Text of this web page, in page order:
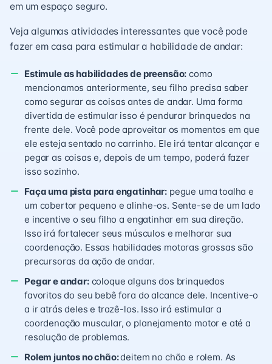
em um espaço seguro.
Veja algumas atividades interessantes que você pode
fazer em casa para estimular a habilidade de andar:
Estimule as habilidades de preensão: como
mencionamos anteriormente, seu filho precisa saber
como segurar as coisas antes de andar. Uma forma
divertida de estimular isso é pendurar brinquedos na
frente dele. Você pode aproveitar os momentos em que
ele esteja sentado no carrinho. Ele irá tentar alcançar e
pegar as coisas e, depois de um tempo, poderá fazer
isso sozinho.
Faça uma pista para engatinhar: pegue uma toalha e
um cobertor pequeno e alinhe-os. Sente-se de um lado
e incentive o seu filho a engatinhar em sua direção.
Isso irá fortalecer seus músculos e melhorar sua
coordenação. Essas habilidades motoras grossas são
precursoras da ação de andar.
Pegar e andar:coloque alguns dos brinquedos
favoritos do seu bebê fora do alcance dele. Incentive-o
a ir atrás deles e trazê-los. Isso irá estimular a
coordenação muscular, o planejamento motor e até a
resolução de problemas.
Rolem juntos no chão:deitem no chão e rolem. As